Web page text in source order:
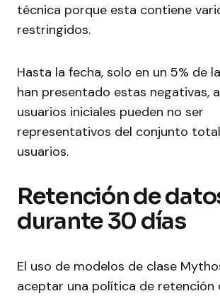
técnica porque esta contiene
restringidos.
Hasta la fecha, solo en un 5% de
han presentado estas negativas,
usuarios iniciales pueden no ser
representativos del conjunto
usuarios.
Retención de
durante 30 días
El uso de modelos de clase
aceptar una política de retención